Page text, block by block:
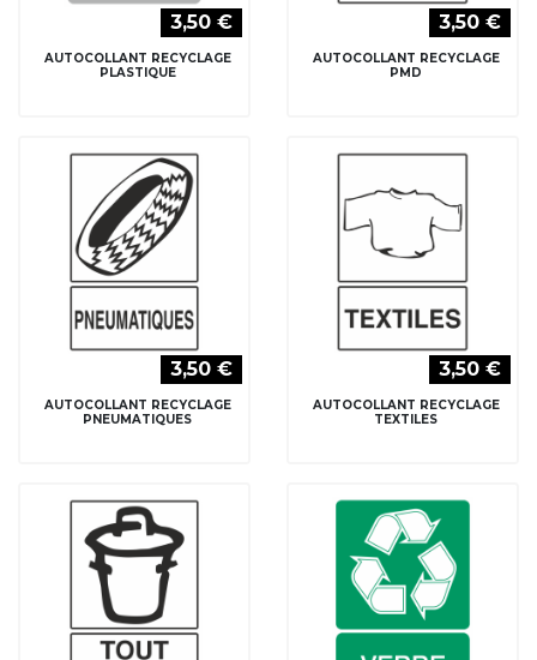
3,50 €
AUTOCOLLANT RECYCLAGE
PLASTIQUE
3,50 €
AUTOCOLLANT RECYCLAGE
PMD
3,50 €
AUTOCOLLANT RECYCLAGE
PNEUMATIQUES
3,50 €
AUTOCOLLANT RECYCLAGE
TEXTILES